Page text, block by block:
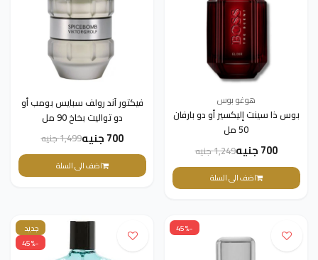
هوغو بوس
بوس ذا سينت إليكسير أو دو بارفان
50 مل
700 جنيه 1,249 جنيه
اضف الى السلة
فيكتور آند رولف سبايس بومب أو
دو تواليت بخاخ 90 مل
700 جنيه 1,499 جنيه
اضف الى السلة
-45%
جديد
-45%